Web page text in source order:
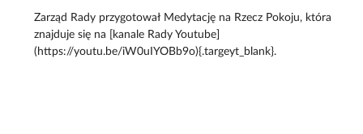
Zarząd Rady przygotował Medytację na Rzecz Pokoju, która
znajduje się na [kanale Rady Youtube]
(https://youtu.be/iW0uIYOBb9o){.targeyt_blank}.